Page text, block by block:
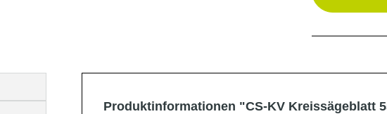
Produktinformationen "CS-KV Kreissägeblatt